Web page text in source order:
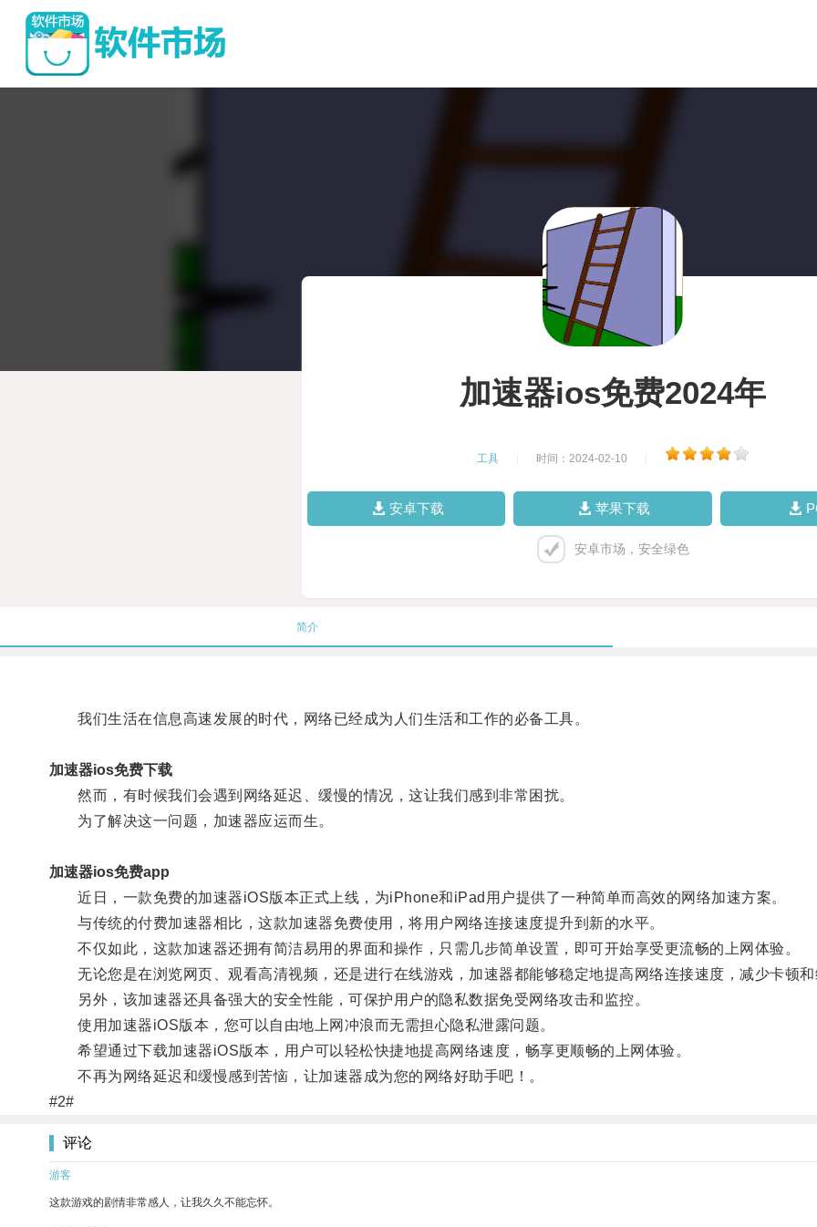
加速器ios免费2024年
工具 时间：2024-02-10
安卓下载 苹果下载
安卓市场，安全绿色
简介
我们生活在信息高速发展的时代，网络已经成为人们生活和工作的必备工具。
加速器ios免费下载
然而，有时候我们会遇到网络延迟、缓慢的情况，这让我们感到非常困扰。
为了解决这一问题，加速器应运而生。
加速器ios免费app
近日，一款免费的加速器iOS版本正式上线，为iPhone和iPad用户提供了一种简单而高效的网络加速方案。
与传统的付费加速器相比，这款加速器免费使用，将用户网络连接速度提升到新的水平。
不仅如此，这款加速器还拥有简洁易用的界面和操作，只需几步简单设置，即可开始享受更流畅的上网体验。
无论您是在浏览网页、观看高清视频，还是进行在线游戏，加速器都能够稳定地提高网络连接速度，减少卡顿和
另外，该加速器还具备强大的安全性能，可保护用户的隐私数据免受网络攻击和监控。
使用加速器iOS版本，您可以自由地上网冲浪而无需担心隐私泄露问题。
希望通过下载加速器iOS版本，用户可以轻松快捷地提高网络速度，畅享更顺畅的上网体验。
不再为网络延迟和缓慢感到苦恼，让加速器成为您的网络好助手吧！。
#2#
评论
游客
这款游戏的剧情非常感人，让我久久不能忘怀。